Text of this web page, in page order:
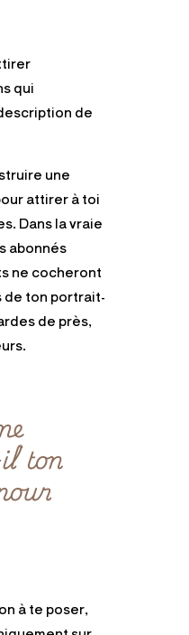
qui
de
une
attirer à toi
Dans la vraie
abonnés
ne cocheront
de ton portrait-
de près,
ton
à te poser,